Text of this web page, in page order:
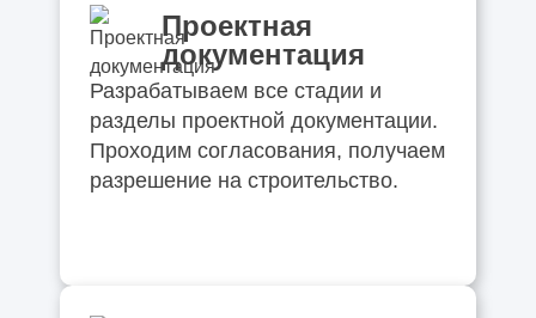
Проектная
документация
Разрабатываем все стадии и
разделы проектной документации.
Проходим согласования, получаем
разрешение на строительство.